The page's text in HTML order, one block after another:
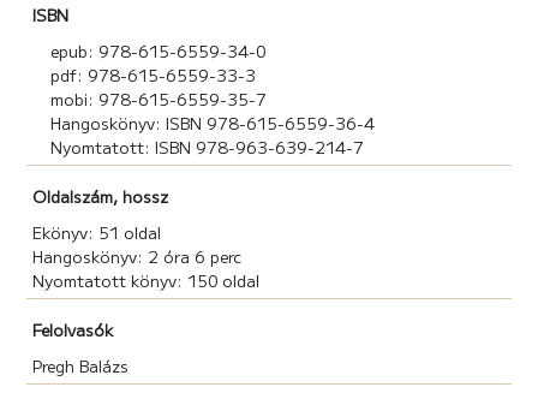
ISBN
epub: 978-615-6559-34-0
pdf: 978-615-6559-33-3
mobi: 978-615-6559-35-7
Hangoskönyv: ISBN 978-615-6559-36-4
Nyomtatott: ISBN 978-963-639-214-7
Oldalszám, hossz
Ekönyv: 51 oldal
Hangoskönyv: 2 óra 6 perc
Nyomtatott könyv: 150 oldal
Felolvasók
Pregh Balázs